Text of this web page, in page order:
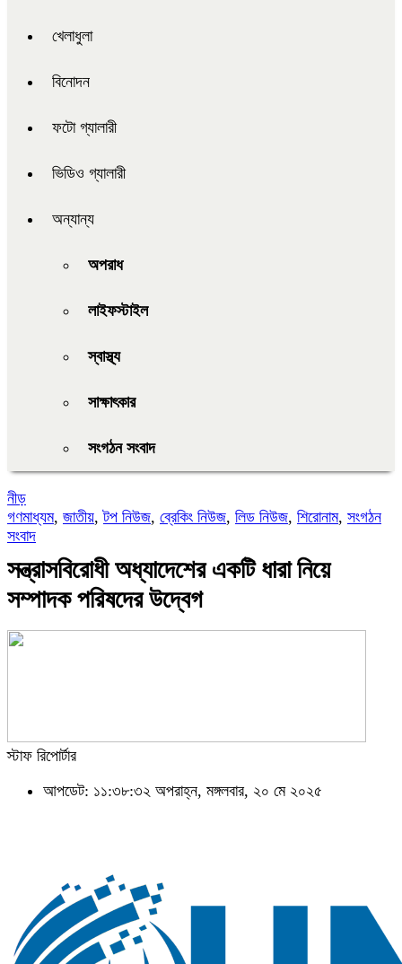
খেলাধুলা
বিনোদন
ফটো গ্যালারী
ভিডিও গ্যালারী
অন্যান্য
অপরাধ
লাইফস্টাইল
স্বাস্থ্য
সাক্ষাৎকার
সংগঠন সংবাদ
নীড়
গণমাধ্যম, জাতীয়,টপ নিউজ, ব্রেকিং নিউজ, লিড নিউজ, শিরোনাম, সংগঠন
সংবাদ
সন্ত্রাসবিরোধী অধ্যাদেশের একটি ধারা নিয়ে
সম্পাদক পরিষদের উদ্বেগ
স্টাফ রিপোর্টার
আপডেট: ১১:৩৮:৩২ অপরাহ্ন, মঙ্গলবার, ২০ মে ২০২৫